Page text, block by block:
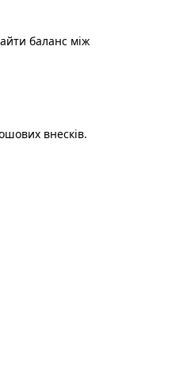
баланс між
внесків.